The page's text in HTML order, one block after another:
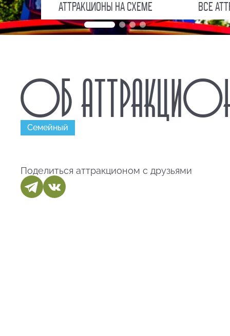
АТТРАКЦИОНЫ НА СХЕМЕ ВСЕ
ОБ
Семейный
Поделиться аттракционом с друзьями